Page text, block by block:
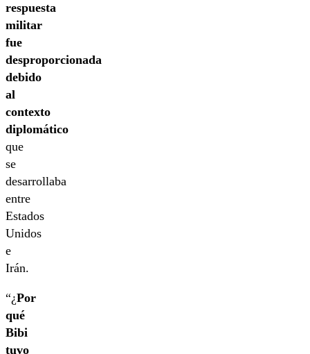
respuesta
militar
fue
desproporcionada
debido
al
contexto
diplomático
que
se
desarrollaba
entre
Estados
Unidos
e
Irán.
“¿Por
qué
Bibi
tuvo